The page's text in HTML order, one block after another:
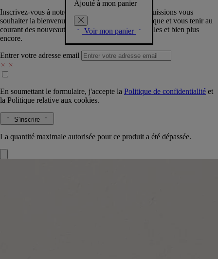
Ajouté à mon panier
Voir mon panier
Inscrivez-vous à notre newsletter pour que nous puissions vous
souhaiter la bienvenue dans la communauté Diptyque et vous tenir au
courant des nouveautés, événements, offres spéciales et bien plus
encore.
Entrer votre adresse email
En soumettant le formulaire, j'accepte la Politique de confidentialité et
la Politique relative aux cookies.
S'inscrire
La quantité maximale autorisée pour ce produit a été dépassée.